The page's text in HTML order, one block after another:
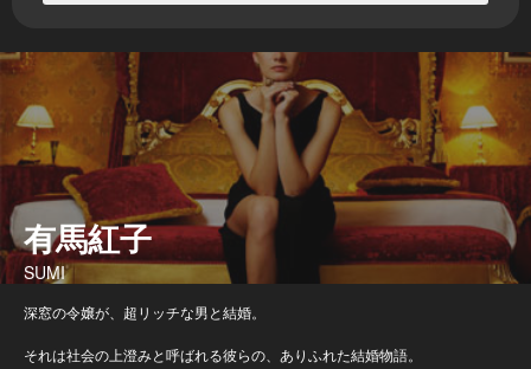
有馬紅子
SUMI
深窓の令嬢が、超リッチな男と結婚。
それは社会の上澄みと呼ばれる彼らの、ありふれた結婚物語。